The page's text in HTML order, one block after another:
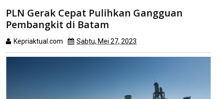
PLN Gerak Cepat Pulihkan Gangguan Pembangkit di Batam
PLN Gerak Cepat Pulihkan Gangguan
Pembangkit di Batam
Kepriaktual.com Sabtu, Mei 27, 2023